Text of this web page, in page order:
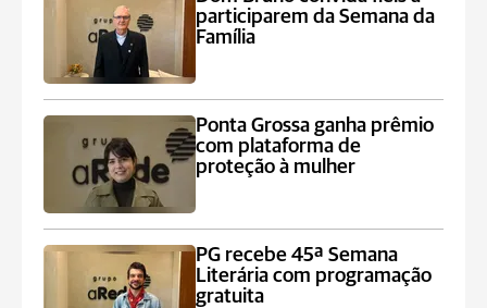
participarem da Semana da
Família
Ponta Grossa ganha prêmio
com plataforma de
proteção à mulher
PG recebe 45ª Semana
Literária com programação
gratuita